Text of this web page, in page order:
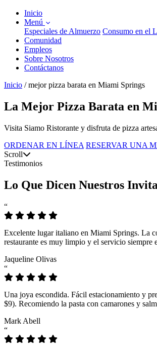
Inicio
Menú
Especiales de Almuerzo Consumo en el
Comunidad
Empleos
Sobre Nosotros
Contáctanos
Inicio / mejor pizza barata en Miami Springs
La Mejor Pizza Barata en
Visita Siamo Ristorante y disfruta de pizza
ORDENAR EN LÍNEA RESERVAR UNA
Scroll
Testimonios
Lo Que Dicen Nuestros
“
Excelente lugar italiano en Miami Springs. La
restaurante es muy limpio y el servicio siempre
Jaqueline Olivas
“
Una joya escondida. Fácil estacionamiento y
$9). Recomiendo la pasta con camarones y
Mark Abell
“